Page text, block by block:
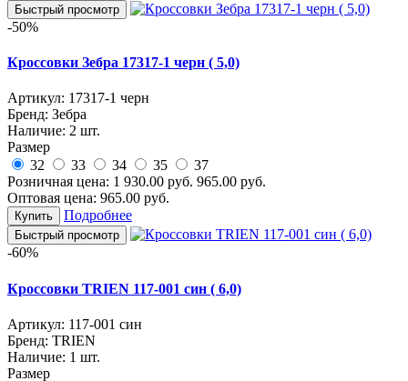
Быстрый просмотр
-50%
Кроссовки Зебра 17317-1 черн ( 5,0)
Артикул: 17317-1 черн
Бренд: Зебра
Наличие: 2 шт.
Размер
32
33 34 35
37
Розничная цена: 1 930.00 руб. 965.00 руб.
Оптовая цена: 965.00 руб.
Купить Подробнее
Быстрый просмотр
-60%
Кроссовки TRIEN 117-001 син ( 6,0)
Артикул: 117-001 син
Бренд: TRIEN
Наличие: 1 шт.
Размер